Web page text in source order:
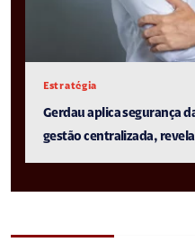
Estratégia
Gerdau aplica segurança
gestão centralizada,